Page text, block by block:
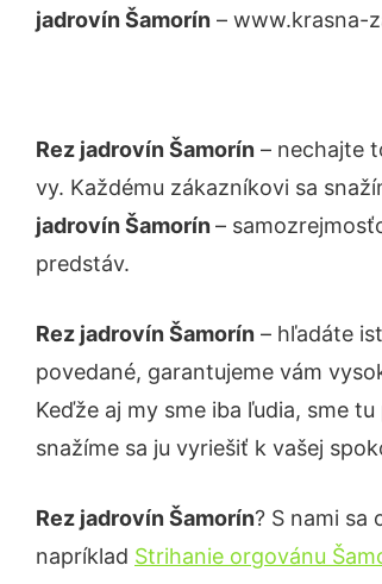
jadrovín Šamorín – www.krasna-
Rez jadrovín Šamorín – nechajte
vy. Každému zákazníkovi sa
jadrovín Šamorín–
predstáv.
Rez jadrovín Šamorín – hľadáte
povedané, garantujeme vám
Keďže aj my sme iba ľudia, sme
snažíme sa ju vyriešiť k vašej
Rez jadrovín Šamorín? S nami sa
napríklad Strihanie orgovánu